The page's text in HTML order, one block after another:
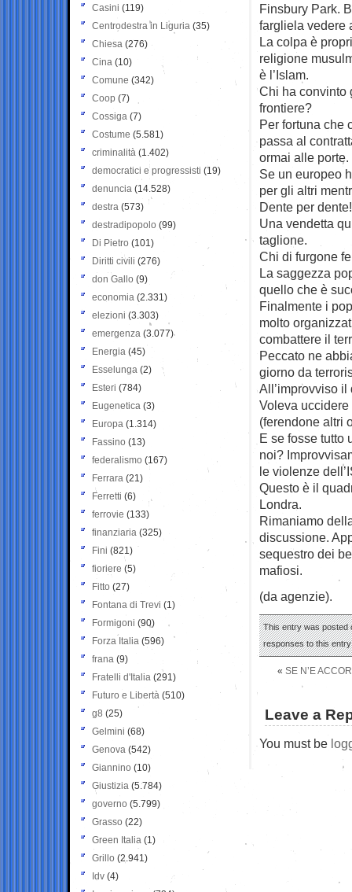
Finsbury Park.
fargliela vedere
La colpa è
religione
è l’Islam.
Chi ha convinto
frontiere?
Per fortuna che
passa al
ormai alle porte.
Se un europeo
per gli altri
Dente per dente!
Una vendetta
taglione.
Chi di furgone
La saggezza
quello che è
Finalmente i
molto
combattere il
Peccato ne
giorno da
All’improvviso
Voleva
(ferendone altri
E se fosse tutto
noi?
le violenze
Questo è il
Londra.
Rimaniamo
discussione.
sequestro dei
mafiosi.
(da agenzie).
This entry was posted
responses to this
« SE N’E
Leave a
You must be
Casini (119)
Centrodestra in Liguria (35)
Chiesa (276)
Cina (10)
Comune (342)
Coop (7)
Cossiga (7)
Costume (5.581)
criminalità (1.402)
democratici e progressisti (19)
denuncia (14.528)
destra (573)
destradipopolo (99)
Di Pietro (101)
Diritti civili (276)
don Gallo (9)
economia (2.331)
elezioni (3.303)
emergenza (3.077)
Energia (45)
Esselunga (2)
Esteri (784)
Eugenetica (3)
Europa (1.314)
Fassino (13)
federalismo (167)
Ferrara (21)
Ferretti (6)
ferrovie (133)
finanziaria (325)
Fini (821)
fioriere (5)
Fitto (27)
Fontana di Trevi (1)
Formigoni (90)
Forza Italia (596)
frana (9)
Fratelli d'Italia (291)
Futuro e Libertà (510)
g8 (25)
Gelmini (68)
Genova (542)
Giannino (10)
Giustizia (5.784)
governo (5.799)
Grasso (22)
Green Italia (1)
Grillo (2.941)
Idv (4)